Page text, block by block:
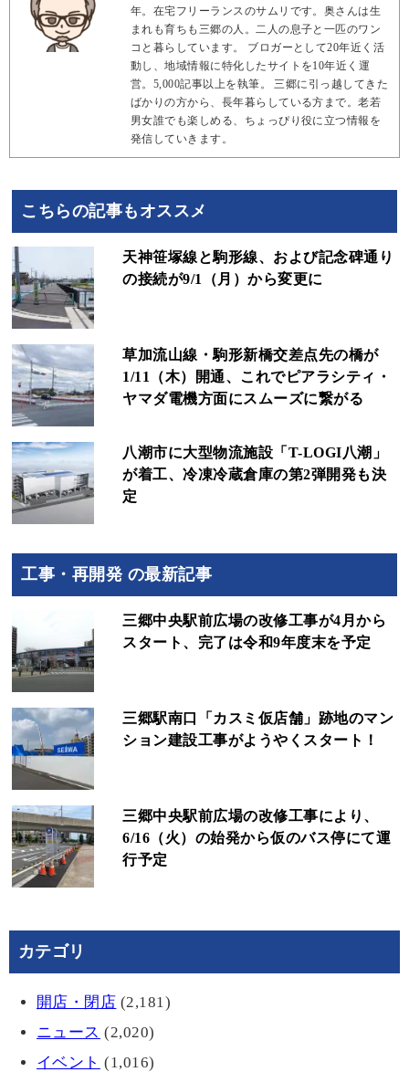
年。在宅フリーランスのサムリです。奥さんは生
まれも育ちも三郷の人。二人の息子と一匹のワン
コと暮らしています。 ブロガーとして20年近く活
動し、地域情報に特化したサイトを10年近く運
営。5,000記事以上を執筆。 三郷に引っ越してきた
ばかりの方から、長年暮らしている方まで。老若
男女誰でも楽しめる、ちょっぴり役に立つ情報を
発信していきます。
こちらの記事もオススメ
天神笹塚線と駒形線、および記念碑通り
の接続が9/1（月）から変更に
草加流山線・駒形新橋交差点先の橋が
1/11（木）開通、これでピアラシティ・
ヤマダ電機方面にスムーズに繋がる
八潮市に大型物流施設「T-LOGI八潮」
が着工、冷凍冷蔵倉庫の第2弾開発も決
定
工事・再開発 の最新記事
三郷中央駅前広場の改修工事が4月から
スタート、完了は令和9年度末を予定
三郷駅南口「カスミ仮店舗」跡地のマン
ション建設工事がようやくスタート！
三郷中央駅前広場の改修工事により、
6/16（火）の始発から仮のバス停にて運
行予定
カテゴリ
開店・閉店 (2,181)
ニュース (2,020)
イベント (1,016)